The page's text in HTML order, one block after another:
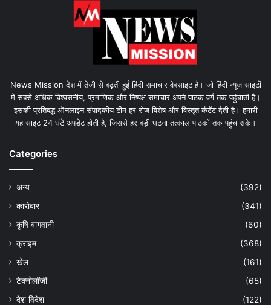
News Mission देश में तेजी से बढ़ती हुई हिंदी समाचार वेबसाइट है। जो हिंदी न्यूज साइटों
में सबसे अधिक विश्वसनीय, प्रमाणिक और निष्पक्ष समाचार अपने पाठक वर्ग तक पहुंचाती है।
इसकी प्रतिबद्ध ऑनलाइन संपादकीय टीम हर रोज विशेष और विस्तृत कंटेंट देती है। हमारी
यह साइट 24 घंटे अपडेट होती है, जिससे हर बड़ी घटना तत्काल पाठकों तक पहुंच सके।
Categories
अन्य
(392)
कारोबार
(341)
कृषि बागवानी
(60)
क्राइम
(368)
खेल
(161)
टेक्नोलॉजी
(65)
देश विदेश
(122)